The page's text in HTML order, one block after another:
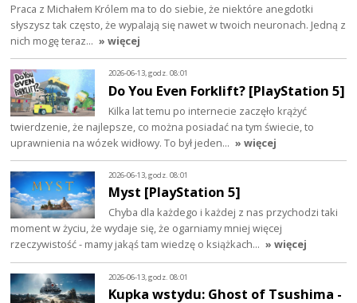
Praca z Michałem Królem ma to do siebie, że niektóre anegdotki
słyszysz tak często, że wypalają się nawet w twoich neuronach. Jedną z
nich mogę teraz… » więcej
2026-06-13, godz. 08:01
Do You Even Forklift? [PlayStation 5]
Kilka lat temu po internecie zaczęło krążyć
twierdzenie, że najlepsze, co można posiadać na tym świecie, to
uprawnienia na wózek widłowy. To był jeden… » więcej
2026-06-13, godz. 08:01
Myst [PlayStation 5]
Chyba dla każdego i każdej z nas przychodzi taki
moment w życiu, że wydaje się, że ogarniamy mniej więcej
rzeczywistość - mamy jakąś tam wiedzę o książkach… » więcej
2026-06-13, godz. 08:01
Kupka wstydu: Ghost of Tsushima -